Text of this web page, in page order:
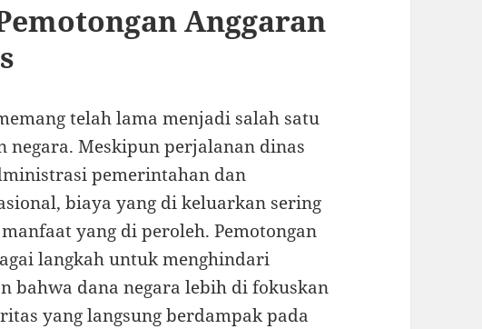
Anggaran
telah lama menjadi salah satu
negara. Meskipun perjalanan dinas
pemerintahan dan
biaya yang di keluarkan sering
yang di peroleh. Pemotongan
langkah untuk menghindari
bahwa dana negara lebih di fokuskan
yang langsung berdampak pada